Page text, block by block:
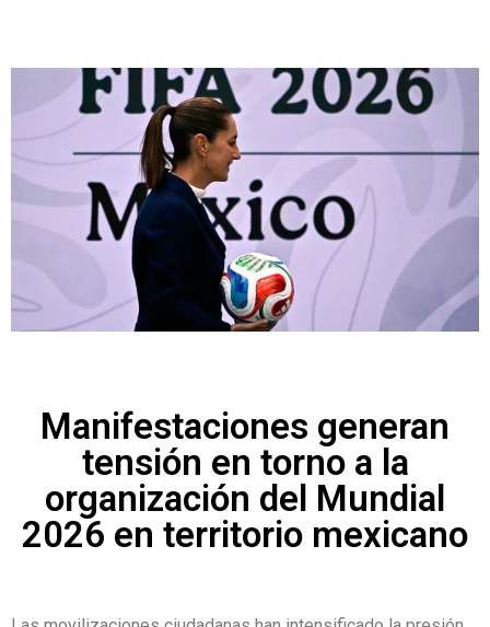
Manifestaciones generan
tensión en torno a la
organización del Mundial
2026 en territorio mexicano